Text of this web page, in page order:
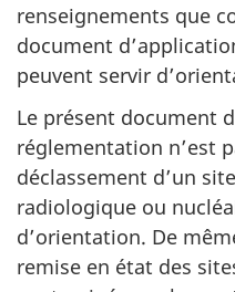
renseignements que
document
peuvent servir
Le présent document
réglementation n’est
déclassement d’un
radiologique ou
d’orientation. De
remise en état des